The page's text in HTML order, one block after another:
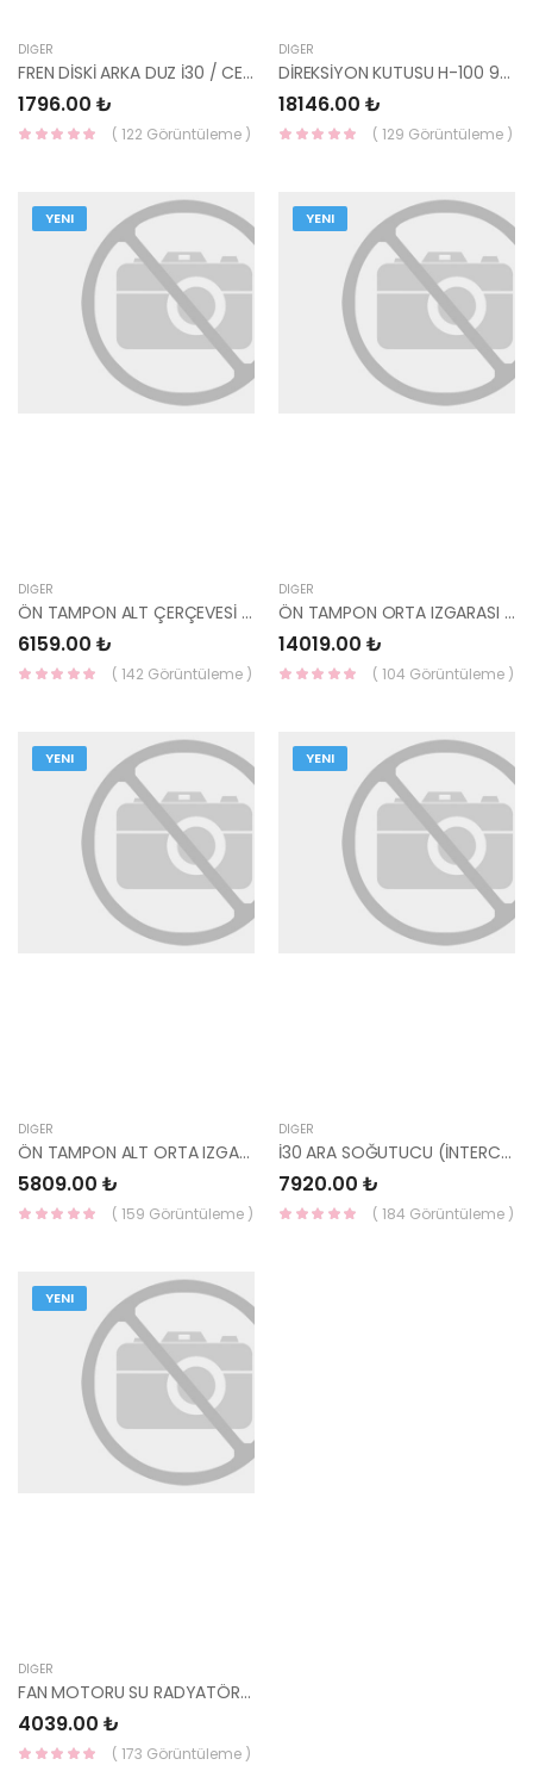
DIĞER
FREN DİSKİ ARKA DUZ İ30 / CEED 54811-1H300 YS
1796.00 ₺
( 122 Görüntüleme )
DIĞER
DİREKSİYON KUTUSU H-100 94-04 / L300 90-08 HİDROLİK 57705-4B010 YS
18146.00 ₺
( 129 Görüntüleme )
YENI
DIĞER
ÖN TAMPON ALT ÇERÇEVESİ 86569-N7CA0MTA HM
6159.00 ₺
( 142 Görüntüleme )
YENI
DIĞER
ÖN TAMPON ORTA IZGARASI 86530-N7DB0 HMC
14019.00 ₺
( 104 Görüntüleme )
YENI
DIĞER
ÖN TAMPON ALT ORTA IZGARASI PLASTİĞİ 86577-N7CA0 HMC
5809.00 ₺
( 159 Görüntüleme )
YENI
DIĞER
İ30 ARA SOĞUTUCU (İNTERCOOLER) 1.6 DİZEL 28270-2A770-KALE /KORE
7920.00 ₺
( 184 Görüntüleme )
YENI
DIĞER
FAN MOTORU SU RADYATÖR DAVLUMBAZI TEKLİ FAN HYUNDAİ İ30 07-11 25380-1H600 YS
4039.00 ₺
( 173 Görüntüleme )